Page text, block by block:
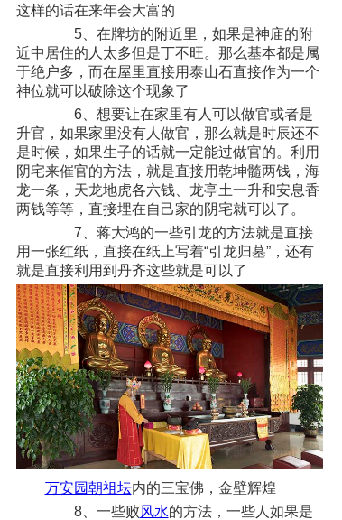
这样的话在来年会大富的
5、在牌坊的附近里，如果是神庙的附
近中居住的人太多但是丁不旺。那么基本都是属
于绝户多，而在屋里直接用泰山石直接作为一个
神位就可以破除这个现象了
6、想要让在家里有人可以做官或者是
升官，如果家里没有人做官，那么就是时辰还不
是时候，如果生子的话就一定能过做官的。利用
阴宅来催官的方法，就是直接用乾坤髓两钱，海
龙一条，天龙地虎各六钱、龙亭土一升和安息香
两钱等等，直接埋在自己家的阴宅就可以了。
7、蒋大鸿的一些引龙的方法就是直接
用一张红纸，直接在纸上写着“引龙归墓”，还有
就是直接利用到丹齐这些就是可以了
万安园朝祖坛内的三宝佛，金壁辉煌
8、一些败风水的方法，一些人如果是